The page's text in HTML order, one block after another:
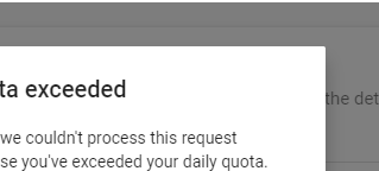
Membangunnya